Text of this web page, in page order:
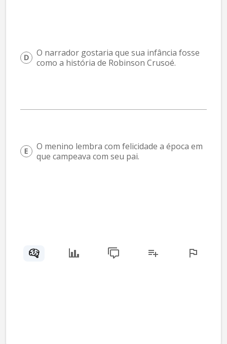
O narrador gostaria que sua infância fosse
como a história de Robinson Crusoé.
O menino lembra com felicidade a época em
que campeava com seu pai.